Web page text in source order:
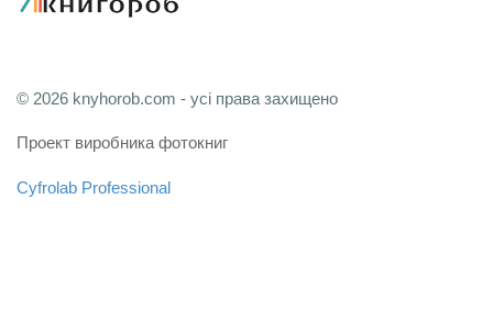
© 2026 knyhorob.com - усі права захищено
Проект виробника фотокниг
Cyfrolab Professional